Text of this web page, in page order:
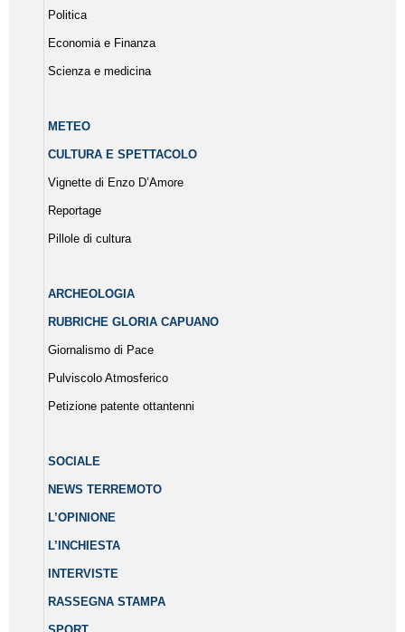
Politica
Economia e Finanza
Scienza e medicina
METEO
CULTURA E SPETTACOLO
Vignette di Enzo D’Amore
Reportage
Pillole di cultura
ARCHEOLOGIA
RUBRICHE GLORIA CAPUANO
Giornalismo di Pace
Pulviscolo Atmosferico
Petizione patente ottantenni
SOCIALE
NEWS TERREMOTO
L’OPINIONE
L’INCHIESTA
INTERVISTE
RASSEGNA STAMPA